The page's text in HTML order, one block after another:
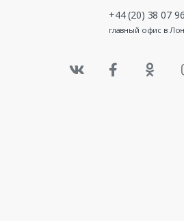
+44 (20) 38 07
главный офис в